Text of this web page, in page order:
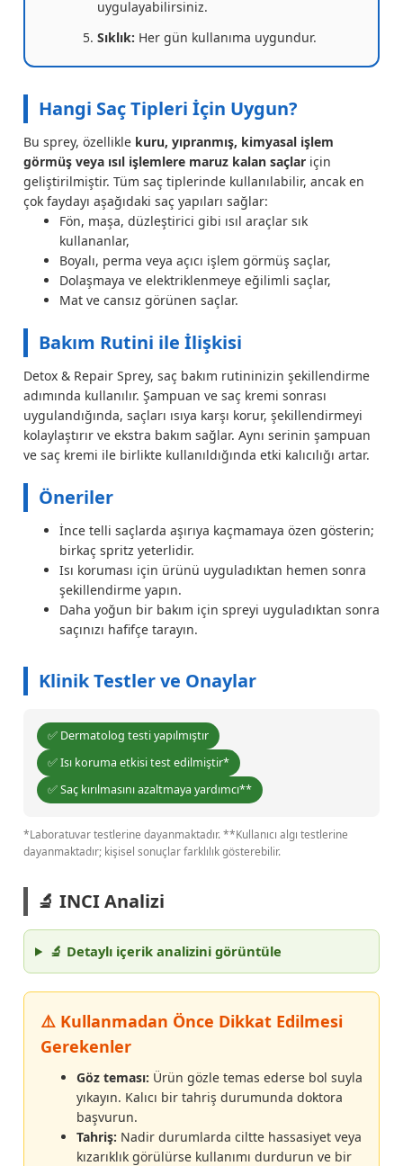
uygulayabilirsiniz.
Sıklık: Her gün kullanıma uygundur.
Hangi Saç Tipleri İçin Uygun?
Bu sprey, özellikle kuru, yıpranmış, kimyasal işlem
görmüş veya ısıl işlemlere maruz kalan saçlar için
geliştirilmiştir. Tüm saç tiplerinde kullanılabilir, ancak en
çok faydayı aşağıdaki saç yapıları sağlar:
Fön, maşa, düzleştirici gibi ısıl araçlar sık
kullananlar,
Boyalı, perma veya açıcı işlem görmüş saçlar,
Dolaşmaya ve elektriklenmeye eğilimli saçlar,
Mat ve cansız görünen saçlar.
Bakım Rutini ile İlişkisi
Detox & Repair Sprey, saç bakım rutininizin şekillendirme
adımında kullanılır. Şampuan ve saç kremi sonrası
uygulandığında, saçları ısıya karşı korur, şekillendirmeyi
kolaylaştırır ve ekstra bakım sağlar. Aynı serinin şampuan
ve saç kremi ile birlikte kullanıldığında etki kalıcılığı artar.
Öneriler
İnce telli saçlarda aşırıya kaçmamaya özen gösterin;
birkaç spritz yeterlidir.
Isı koruması için ürünü uyguladıktan hemen sonra
şekillendirme yapın.
Daha yoğun bir bakım için spreyi uyguladıktan sonra
saçınızı hafifçe tarayın.
Klinik Testler ve Onaylar
✅ Dermatolog testi yapılmıştır
✅ Isı koruma etkisi test edilmiştir*
✅ Saç kırılmasını azaltmaya yardımcı**
*Laboratuvar testlerine dayanmaktadır. **Kullanıcı algı testlerine
dayanmaktadır; kişisel sonuçlar farklılık gösterebilir.
🔬 INCI Analizi
🔬 Detaylı içerik analizini görüntüle
⚠️ Kullanmadan Önce Dikkat Edilmesi
Gerekenler
Göz teması: Ürün gözle temas ederse bol suyla
yıkayın. Kalıcı bir tahriş durumunda doktora
başvurun.
Tahriş: Nadir durumlarda ciltte hassasiyet veya
kızarıklık görülürse kullanımı durdurun ve bir